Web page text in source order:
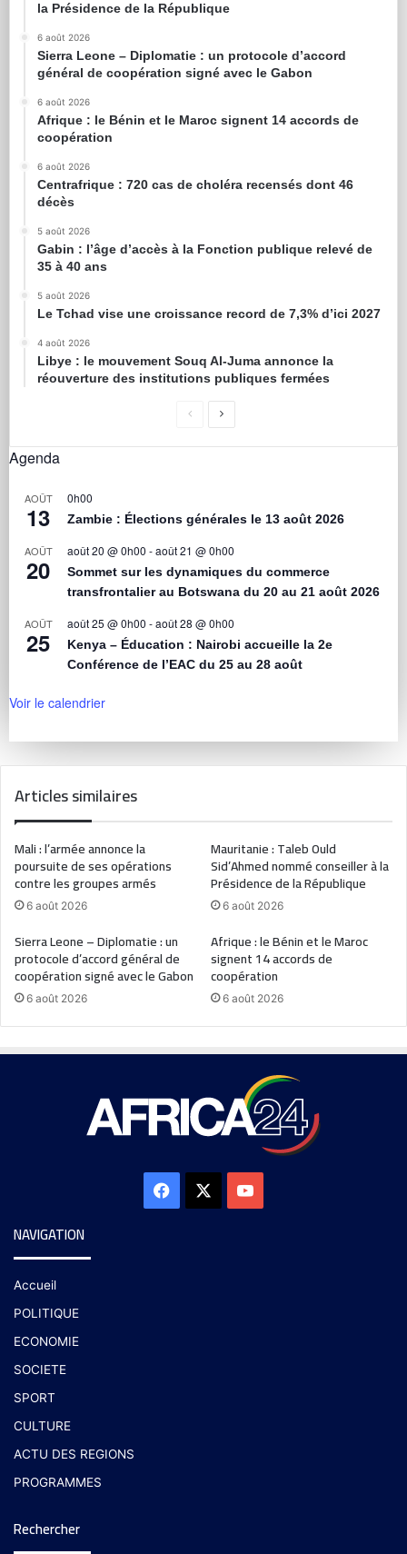
la Présidence de la République
6 août 2026
Sierra Leone – Diplomatie : un protocole d’accord
général de coopération signé avec le Gabon
6 août 2026
Afrique : le Bénin et le Maroc signent 14 accords de
coopération
6 août 2026
Centrafrique : 720 cas de choléra recensés dont 46
décès
5 août 2026
Gabin : l’âge d’accès à la Fonction publique relevé de
35 à 40 ans
5 août 2026
Le Tchad vise une croissance record de 7,3% d’ici 2027
4 août 2026
Libye : le mouvement Souq Al-Juma annonce la
réouverture des institutions publiques fermées
Agenda
AOÛT
13
0h00
Zambie : Élections générales le 13 août 2026
AOÛT
20
août 20 @ 0h00 -août 21 @ 0h00
Sommet sur les dynamiques du commerce
transfrontalier au Botswana du 20 au 21 août 2026
AOÛT
25
août 25 @ 0h00 -août 28 @ 0h00
Kenya – Éducation : Nairobi accueille la 2e
Conférence de l’EAC du 25 au 28 août
Voir le calendrier
Articles similaires
Mali : l’armée annonce la
poursuite de ses opérations
contre les groupes armés
6 août 2026
Mauritanie : Taleb Ould
Sid’Ahmed nommé conseiller à la
Présidence de la République
6 août 2026
Sierra Leone – Diplomatie : un
protocole d’accord général de
coopération signé avec le Gabon
6 août 2026
Afrique : le Bénin et le Maroc
signent 14 accords de
coopération
6 août 2026
NAVIGATION
Accueil
POLITIQUE
ECONOMIE
SOCIETE
SPORT
CULTURE
ACTU DES REGIONS
PROGRAMMES
Rechercher